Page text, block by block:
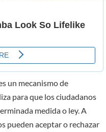
un mecanismo de
para que los ciudadanos
medida o ley. A
pueden aceptar o rechazar